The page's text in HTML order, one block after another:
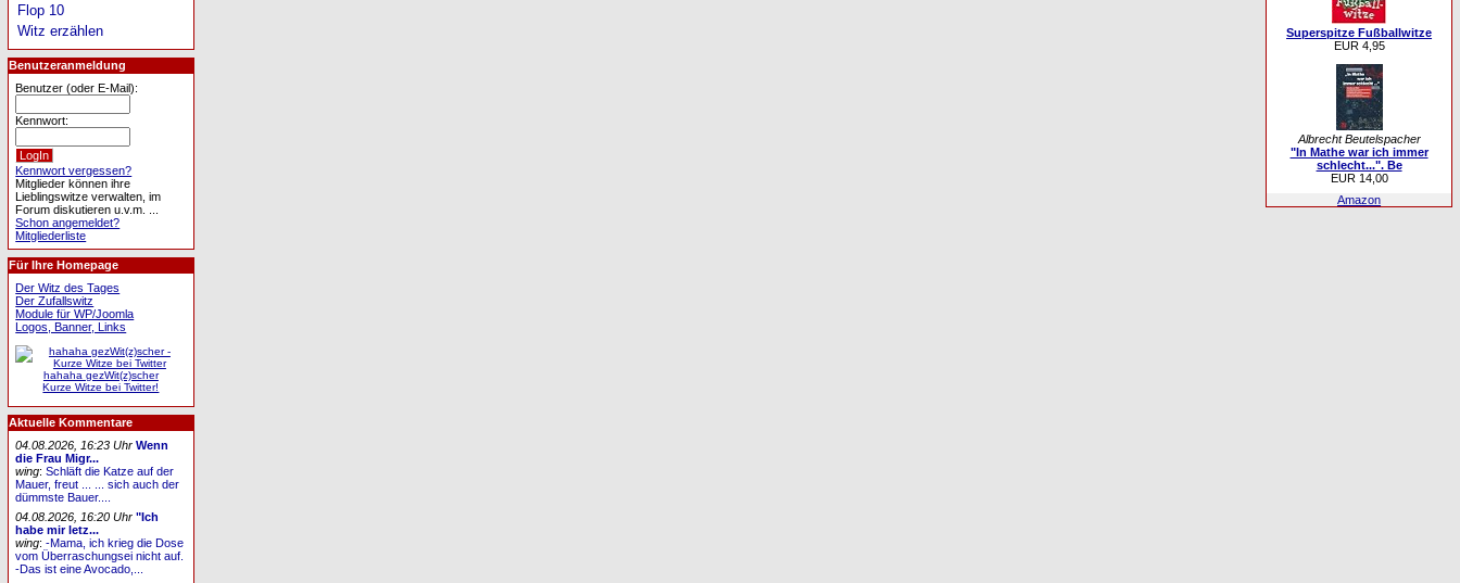
Flop 10
Witz erzählen
Benutzeranmeldung
Benutzer (oder E-Mail):
Kennwort:
Kennwort vergessen?
Mitglieder können ihre
Lieblingswitze verwalten, im
Forum diskutieren u.v.m. ...
Schon angemeldet?
Mitgliederliste
Für Ihre Homepage
Der Witz des Tages
Der Zufallswitz
Module für WP/Joomla
Logos, Banner, Links
hahaha gezWit(z)scher
Kurze Witze bei Twitter!
Aktuelle Kommentare
04.08.2026, 16:23 Uhr Wenn
die Frau Migr...
wing:Schläft die Katze auf der
Mauer, freut ... ... sich auch der
dümmste Bauer....
04.08.2026, 16:20 Uhr "Ich
habe mir letz...
wing:-Mama, ich krieg die Dose
vom Überraschungsei nicht auf.
-Das ist eine Avocado,...
Superspitze Fußballwitze
EUR 4,95
Albrecht Beutelspacher
"In Mathe war ich immer
schlecht...". Be
EUR 14,00
Amazon